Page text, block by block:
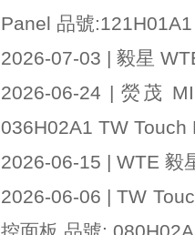
Panel 品號:121H01A1
2026-07-03 | 毅星
2026-06-24 |熒茂
036H02A1 TW
2026-06-15 | WTE 毅
2026-06-06 |TW